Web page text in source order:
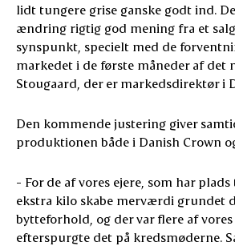
lidt tungere grise ganske godt ind.
ændring rigtig god mening fra et
synspunkt, specielt med de
markedet i de første måneder af det
Stougaard, der er markedsdirektør i
Den kommende justering giver
produktionen både i Danish Crown
- For de af vores ejere, som har
ekstra kilo skabe merværdi grundet
bytteforhold, og der var flere af vores
efterspurgte det på kredsmøderne.